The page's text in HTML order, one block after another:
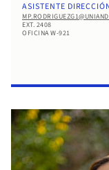
ASISTENTE
EXT. 2408
OFICINA W-921